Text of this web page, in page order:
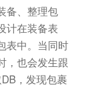
备、整理包
计在装备表
表中。当同时
，也会发生跟
，发现包裹